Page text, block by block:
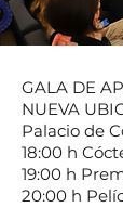
GALA DE
NUEVA
Palacio de
18:00 h
19:00 h
20:00 h